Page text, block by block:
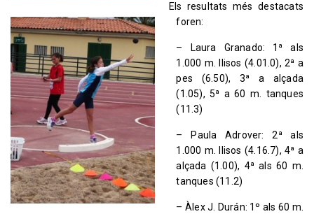
Els resultats més destacats
foren:
– Laura Granado: 1ª als
1.000 m. llisos (4.01.0), 2ª a
pes (6.50), 3ª a alçada
(1.05), 5ª a 60 m. tanques
(11.3)
– Paula Adrover: 2ª als
1.000 m. llisos (4.16.7), 4ª a
alçada (1.00), 4ª als 60 m.
tanques (11.2)
– Àlex J. Durán: 1º als 60 m.